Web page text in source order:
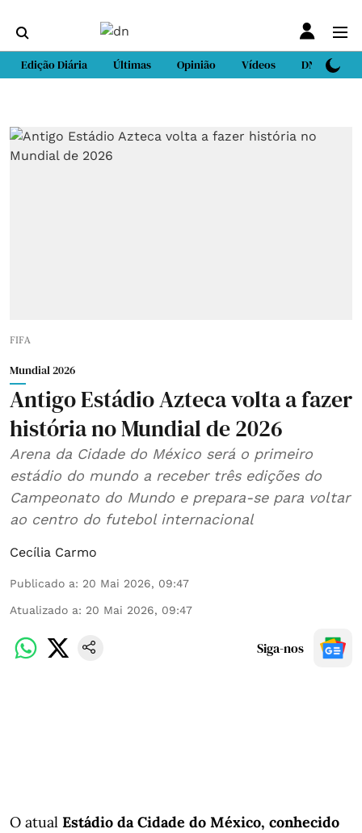
Edição Diária Últimas Opinião Vídeos DN Sport
FIFA
Mundial 2026
Antigo Estádio Azteca volta a fazer
história no Mundial de 2026
Arena da Cidade do México será o primeiro
estádio do mundo a receber três edições do
Campeonato do Mundo e prepara-se para voltar
ao centro do futebol internacional
Cecília Carmo
Publicado a: 20 Mai 2026, 09:47
Atualizado a: 20 Mai 2026, 09:47
Siga-nos
O atual Estádio da Cidade do México, conhecido